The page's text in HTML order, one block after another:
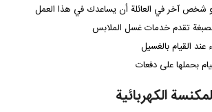
آخر في العائلة أن يساعدك في هذا العمل
تقدم خدمات غسل الملابس
عند القيام بالغسيل
بحملها على دفعات